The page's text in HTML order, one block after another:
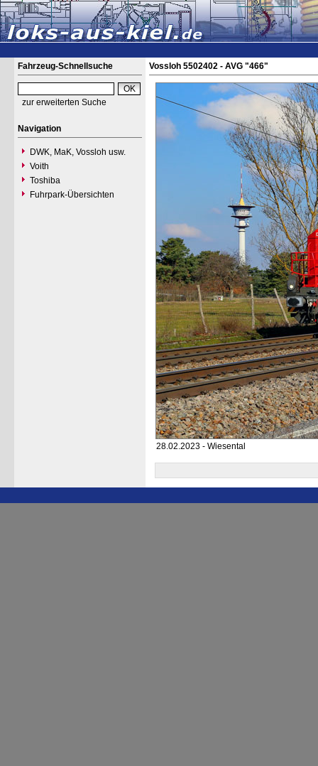
Fahrzeug-Schnellsuche
zur erweiterten Suche
Navigation
DWK, MaK, Vossloh usw.
Voith
Toshiba
Fuhrpark-Übersichten
Vossloh 5502402 - AVG "466"
28.02.2023 - Wiesental